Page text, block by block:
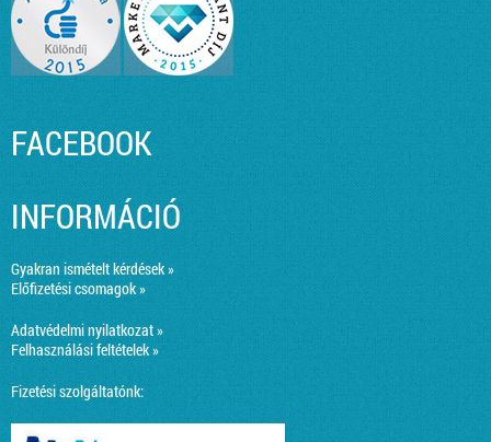
FACEBOOK
INFORMÁCIÓ
Gyakran ismételt kérdések »
Előfizetési csomagok »
Adatvédelmi nyilatkozat »
Felhasználási feltételek »
Fizetési szolgáltatónk: